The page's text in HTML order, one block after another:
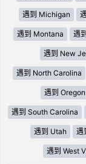
遇到 Michigan
遇到 Montana 遇
遇到 New
遇到 North Carolina
遇到 Oregon
遇到 South Carolina
遇到 Utah 遇
遇到 West